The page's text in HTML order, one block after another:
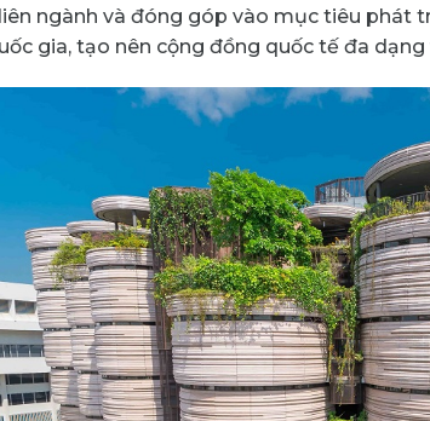
ngành và đóng góp vào mục tiêu phát
gia, tạo nên cộng đồng quốc tế đa dạng